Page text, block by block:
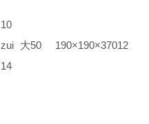
10
zui大
14
50 190×190×37012